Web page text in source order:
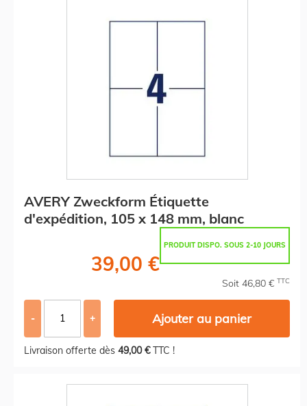
AVERY Zweckform Étiquette
d'expédition, 105 x 148 mm, blanc
PRODUIT DISPO. SOUS 2-10 JOURS
39,00 €
Soit 46,80 € TTC
- + Ajouter au panier
Livraison offerte dès 49,00 €TTC !